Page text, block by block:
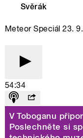
Svěrák
Meteor Speciál 23.
54:34
V Toboganu
Poslechněte si